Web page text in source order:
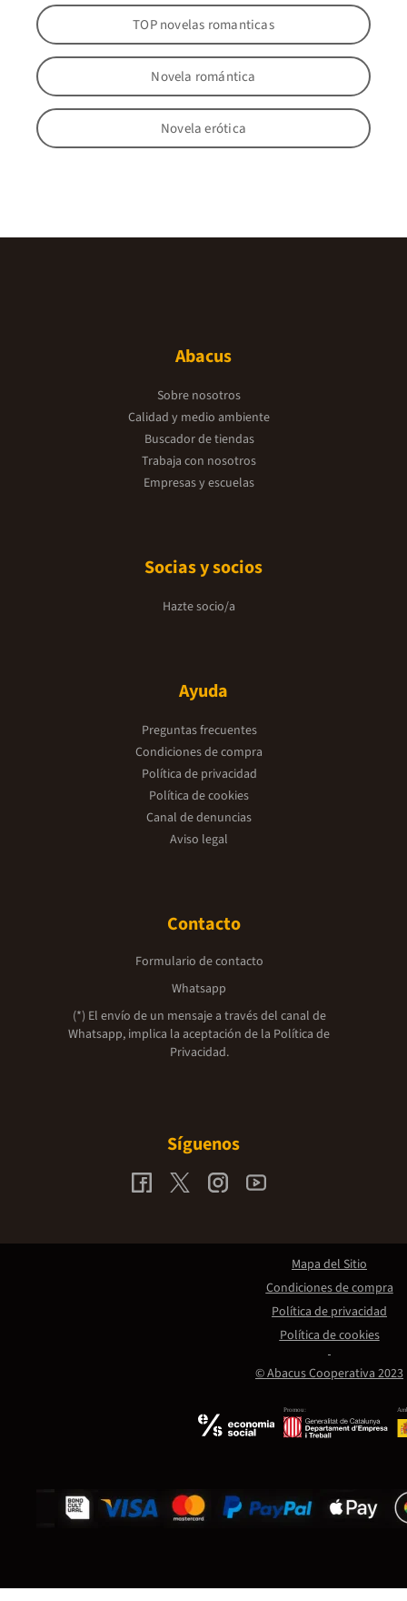
TOP novelas romanticas
Novela romántica
Novela erótica
Abacus
Sobre nosotros
Calidad y medio ambiente
Buscador de tiendas
Trabaja con nosotros
Empresas y escuelas
Socias y socios
Hazte socio/a
Ayuda
Preguntas frecuentes
Condiciones de compra
Política de privacidad
Política de cookies
Canal de denuncias
Aviso legal
Contacto
Formulario de contacto
Whatsapp
(*) El envío de un mensaje a través del canal de
Whatsapp, implica la aceptación de la Política de
Privacidad.
Síguenos
Promou:
© Abacus Cooperativa 2023
Mapa del Sitio
Condiciones de compra
Política de privacidad
Política de cookies